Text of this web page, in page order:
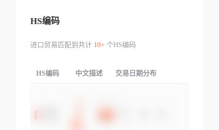
HS编码
进口贸易匹配到共计 10+个HS编码
HS编码 中文描述 交易日期分布